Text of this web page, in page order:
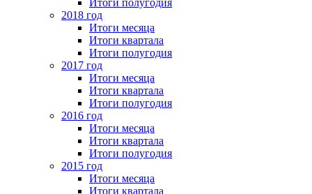
2018 год
Итоги месяца
Итоги квартала
Итоги полугодия
2017 год
Итоги месяца
Итоги квартала
Итоги полугодия
2016 год
Итоги месяца
Итоги квартала
Итоги полугодия
2015 год
Итоги месяца
Итоги квартала